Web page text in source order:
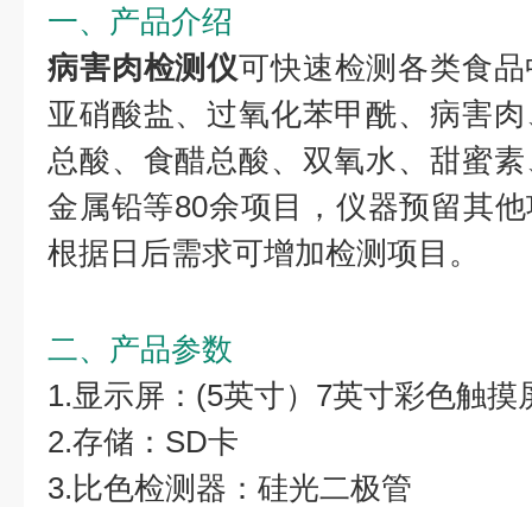
一、产品介绍
病害肉检测仪可快速检测各类食
亚硝酸盐、过氧化苯甲酰、病害
总酸、食醋总酸、双氧水、甜蜜
金属铅等80余项目，仪器预留其
根据日后需求可增加检测项目。
二、产品参数
1.显示屏：(5英寸）7英寸彩色触摸
2.存储：SD卡
3.比色检测器：硅光二极管